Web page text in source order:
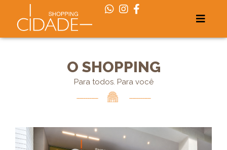
O SHOPPING
Para todos. Para você